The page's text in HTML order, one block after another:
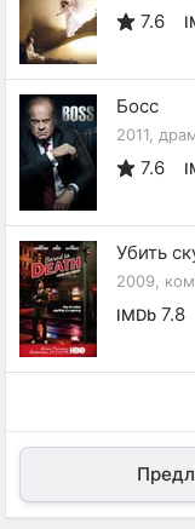
7.6
Босс
2011,
7.6
Убить
2009,
IMDb 7.8